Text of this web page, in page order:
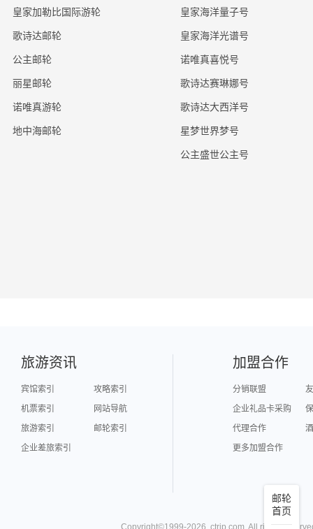
皇家加勒比国际游轮
歌诗达邮轮
公主邮轮
丽星邮轮
诺唯真游轮
地中海邮轮
皇家海洋量子号
皇家海洋光谱号
诺唯真喜悦号
歌诗达赛琳娜号
歌诗达大西洋号
星梦世界梦号
公主盛世公主号
邮轮
首页
旅游资讯
宾馆索引
攻略索引
机票索引
网站导航
旅游索引
邮轮索引
企业差旅索引
加盟合作
分销联盟
企业礼品卡采购
代理合作
更多加盟合作
Copyright©1999-2026 ctrip.com . All rights